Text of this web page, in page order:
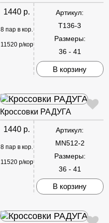
1440 р.
8 пар в кор.
11520 р/кор
Артикул:
T136-3
Размеры:
36 - 41
В корзину
Кроссовки РАДУГА
1440 р.
8 пар в кор.
11520 р/кор
Артикул:
MN512-2
Размеры:
36 - 41
В корзину